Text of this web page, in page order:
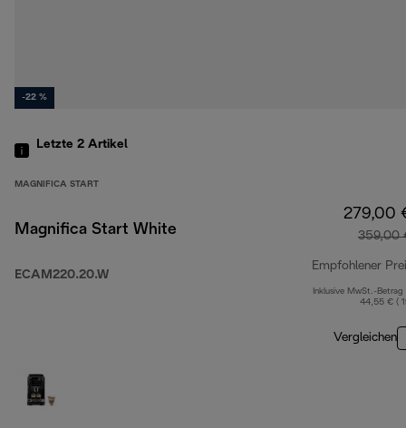
-22 %
Letzte 2 Artikel
MAGNIFICA START
Magnifica Start White
ECAM220.20.W
279,00
359,00
Empfohlener
Inklusive MwSt.-Betrag
44,55 € (
Vergleichen